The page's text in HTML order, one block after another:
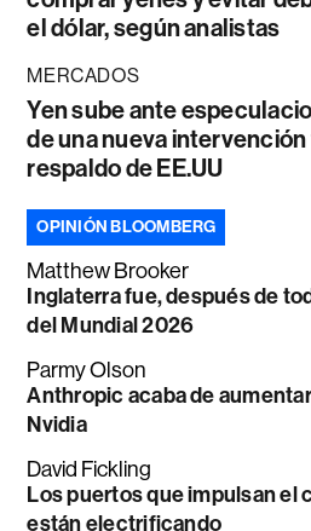
el dólar, según analistas
MERCADOS
Yen sube ante
de una nueva intervención
respaldo de EE.UU
OPINIÓN BLOOMBERG
Matthew Brooker
Inglaterra fue, después de
del Mundial 2026
Parmy Olson
Anthropic acaba de
Nvidia
David Fickling
Los puertos que impulsan el
están electrificando